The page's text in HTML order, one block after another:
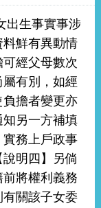
出生事實事涉
鮮有異動情
經父母數次
有別，如經
擔者變更亦
另一方補填
務上戶政事
明四】另倘
將權利義務
關該子女委